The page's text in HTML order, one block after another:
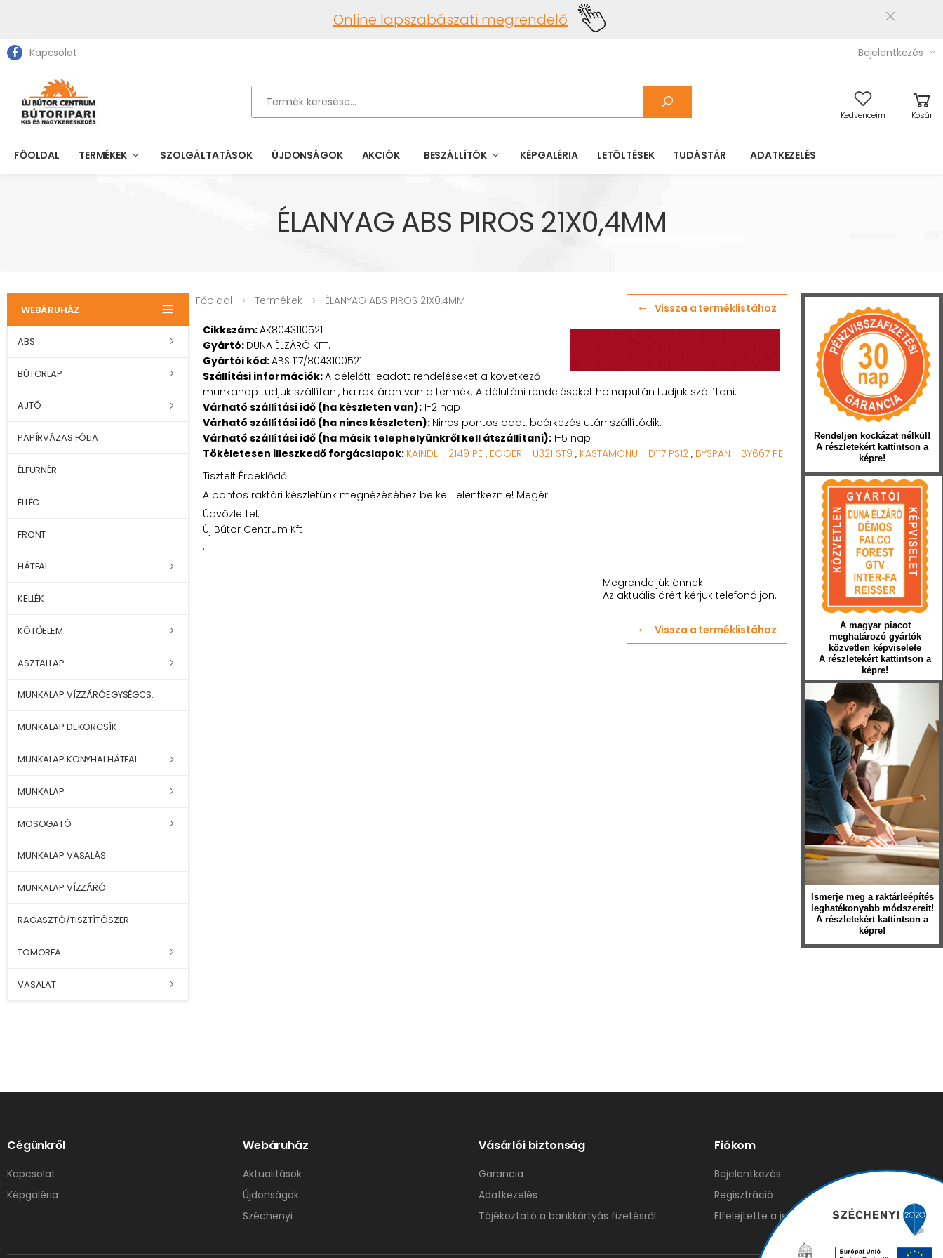
Online lapszabászati megrendelő
Kapcsolat Bejelentkezés
Search
Kedvenceim Kosár
FŐOLDAL TERMÉKEK SZOLGÁLTATÁSOK ÚJDONSÁGOK AKCIÓK BESZÁLLÍTÓK KÉPGALÉRIA LETÖLTÉSEK TUDÁSTÁR ADATKEZELÉS
ÉLANYAG ABS PIROS 21X0,4MM
WEBÁRUHÁZ
ABS
BÚTORLAP
AJTÓ
PAPÍRVÁZAS FÓLIA
ÉLFURNÉR
ÉLLÉC
FRONT
HÁTFAL
KELLÉK
KÖTŐELEM
ASZTALLAP
MUNKALAP VÍZZÁRÓEGYSÉGCS.
MUNKALAP DEKORCSÍK
MUNKALAP KONYHAI HÁTFAL
MUNKALAP
MOSOGATÓ
MUNKALAP VASALÁS
MUNKALAP VÍZZÁRÓ
RAGASZTÓ/TISZTÍTÓSZER
TÖMÖRFA
VASALAT
Főoldal Termékek ÉLANYAG ABS PIROS 21X0,4MM
Vissza a terméklistához
Cikkszám:AK8043110521
Gyártó: DUNA ÉLZÁRÓ KFT.
Gyártói kód:ABS 117/8043100521
Szállítási információk:A délelőtt leadott rendeléseket a következő
munkanap tudjuk szállítani, ha raktáron van a termék. A délutáni rendeléseket holnapután tudjuk szállítani.
Várható szállítási idő (ha készleten van):1-2 nap
Várható szállítási idő (ha nincs készleten): Nincs pontos adat, beérkezés után szállítódik.
Várható szállítási idő (ha másik telephelyünkről kell átszállítani):1-5 nap
Tökéletesen illeszkedő forgácslapok: KAINDL - 2149 PE, EGGER - U321 ST9 , KASTAMONU - D117 PS12, BYSPAN - BY667 PE
Tisztelt Érdeklődő!
A pontos raktári készletünk megnézéséhez be kell jelentkeznie! Megéri!
Üdvözlettel,
Új Bútor Centrum Kft
.
Megrendeljük önnek!
Az aktuális árért kérjük telefonáljon.
Vissza a terméklistához
Rendeljen kockázat nélkül!
A részletekért kattintson a
képre!
A magyar piacot
meghatározó gyártók
közvetlen képviselete
A részletekért kattintson a
képre!
Ismerje meg a raktárleépítés
leghatékonyabb módszereit!
A részletekért kattintson a
képre!
Cégünkről
Kapcsolat
Képgaléria
Webáruház
Aktualitások
Újdonságok
Széchenyi
Vásárlói biztonság
Garancia
Adatkezelés
Tájékoztató a bankkártyás fizetésről
Fiókom
Bejelentkezés
Regisztráció
Elfelejtette a jelszavát?